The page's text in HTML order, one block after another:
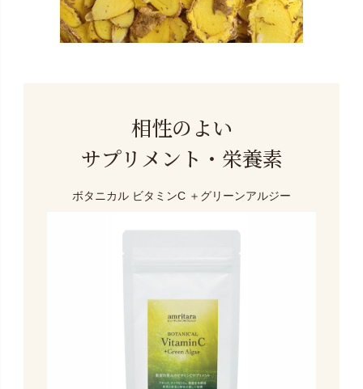
相性のよい
サプリメント・栄養素
ボタニカル ビタミンC ＋グリーンアルジー